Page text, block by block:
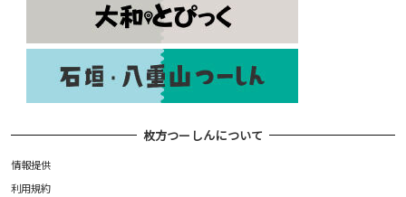
枚方つーしんについて
情報提供
利用規約